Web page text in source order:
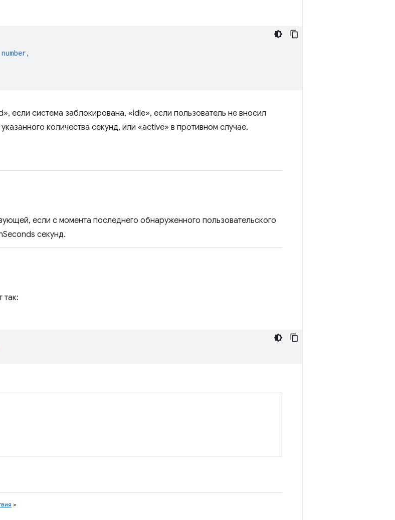
number,
если система заблокирована, «idle», если пользователь не вносил
количества секунд, или «active» в противном случае.
если с момента последнего обнаруженного пользовательского
секунд.
так:
>